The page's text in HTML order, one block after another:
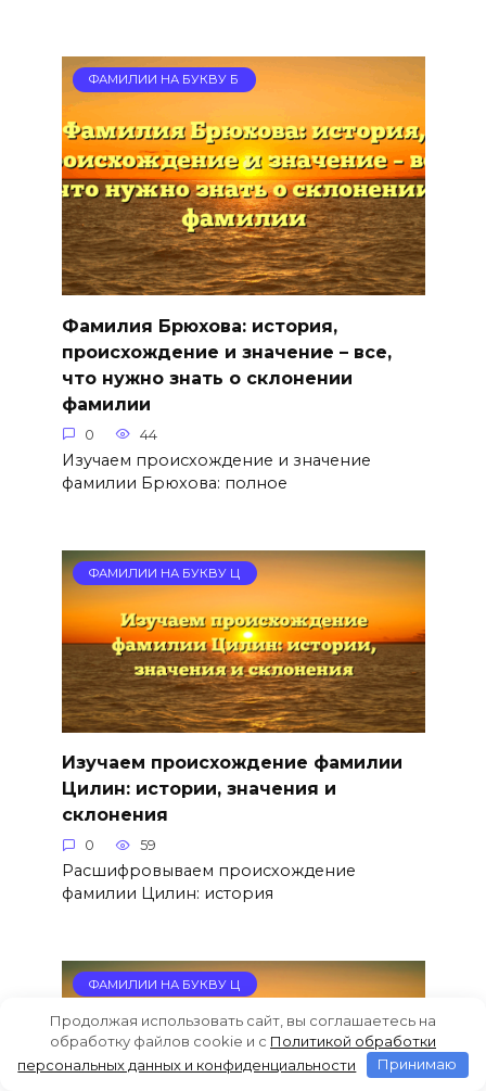
ФАМИЛИИ НА БУКВУ Б
Фамилия Брюхова: история,
происхождение и значение – все,
что нужно знать о склонении
фамилии
0 44
Изучаем происхождение и значение
фамилии Брюхова: полное
ФАМИЛИИ НА БУКВУ Ц
Изучаем происхождение фамилии
Цилин: истории, значения и
склонения
0 59
Расшифровываем происхождение
фамилии Цилин: история
ФАМИЛИИ НА БУКВУ Ц
Продолжая использовать сайт, вы соглашаетесь на
обработку файлов cookie и c Политикой обработки
персональных данных и конфиденциальности
Принимаю